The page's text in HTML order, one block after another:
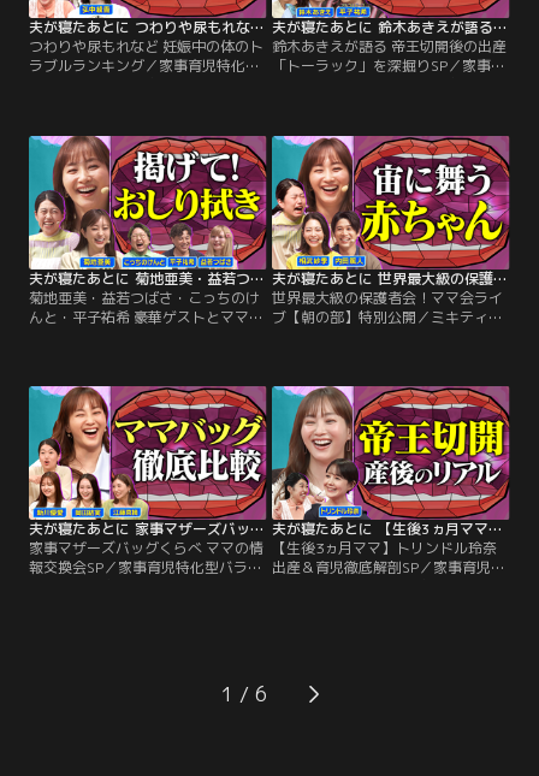
夫が寝たあとに つわりや尿もれなど 妊娠中の体のトラブルランキング
つわりや尿もれなど 妊娠中の体のト
ラブルランキング／家事育児特化型
組SNSで1477人のママに調査した
妊娠中の体のトラブルランキング ト
ップ5を発表！多くのママが直面し
た妊娠中のトラブルとは！？SNSで
募集した妊娠中のトラブルエピソー
ドも紹介！
夫が寝たあとに 鈴木あきえが語る 帝王切開後の出産「トーラック」を深掘りSP
鈴木あきえが語る 帝王切開後の出産
「トーラック」を深掘りSP／家事育
帝王切開後の経腟分娩「トーラッ
ク」とは？メリットやリスク、条件
など…気になるポイントについて、
トーラックで2度出産した鈴木あき
えと…。
夫が寝たあとに 菊地亜美・益若つばさ・こっちのけんと・平子祐希 豪華ゲストとママ会ライブ【昼の部】
菊地亜美・益若つばさ・こっちのけ
んと・平子祐希 豪華ゲストとママ会
感あり！【昼の部】の一部を特別公
開！（1）新米パパ・こっちのけん
とがお悩み相談【子連れ外出＆寝か
しつけ】（2）菊地亜美のマザーズ
バッグの中身教えちゃうよ
夫が寝たあとに 世界最大級の保護者会！ママ会ライブ【朝の部】特別公開
世界最大級の保護者会！ママ会ライ
ブ【朝の部】特別公開／ミキティの
篤人をゲストに迎えた 【朝の部】を
一部特別公開！（1）夏子の1学期や
ってみた発表会 （2）ミキティ名場
面ミュージアム （3）ママを救う！
夫が寝たあとに 家事マザーズバッグくらべ ママの情報交換会SP
家事マザーズバッグくらべ ママの情
報交換会SP／家事育児特化型バラエ
トーク！マザーズバッグから授乳グ
ッズ、お出かけアイテムまで…リア
夫が寝たあとに 【生後3ヵ月ママ】トリンドル玲奈 出産＆育児徹底解剖SP
【生後3ヵ月ママ】トリンドル玲奈
出産＆育児徹底解剖SP／家事育児特
育児徹底解剖SP 夫からのアンケート
でトリンドルのママ姿が明らかに！
1